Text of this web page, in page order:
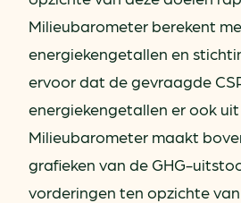
Milieubarometer berekent
energiekengetallen en
ervoor dat de gevraagde
energiekengetallen er ook
Milieubarometer maakt
grafieken van de GHG-
vorderingen ten opzichte